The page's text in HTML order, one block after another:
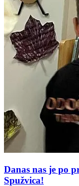
Danas nas je po
Spužvica!